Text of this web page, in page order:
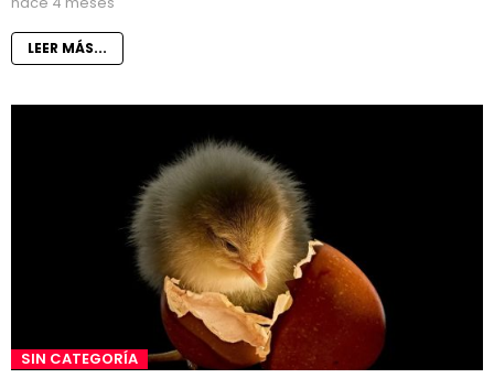
LEER MÁS...
SIN CATEGORÍA